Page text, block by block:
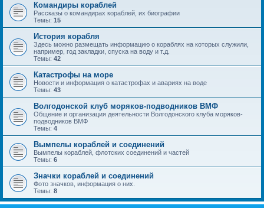
Командиры кораблей
Рассказы о командирах кораблей, их биографии
Темы: 15
История корабля
Здесь можно размещать информацию о кораблях на которых служили,
например, год закладки, спуска на воду и т.д.
Темы: 42
Катастрофы на море
Новости и информация о катастрофах и авариях на воде
Темы: 43
Волгодонской клуб моряков-подводников ВМФ
Общение и организация деятельности Волгодонского клуба моряков-
подводников ВМФ
Темы: 4
Вымпелы кораблей и соединений
Вымпелы кораблей, флотских соединений и частей
Темы: 6
Значки кораблей и соединений
Фото значков, информация о них.
Темы: 8